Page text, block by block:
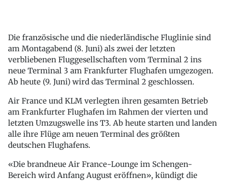
Die französische und die niederländische Fluglinie sind
am Montagabend (8. Juni) als zwei der letzten
verbliebenen Fluggesellschaften vom Terminal 2 ins
neue Terminal 3 am Frankfurter Flughafen umgezogen.
Ab heute (9. Juni) wird das Terminal 2 geschlossen.
Air France und KLM verlegten ihren gesamten Betrieb
am Frankfurter Flughafen im Rahmen der vierten und
letzten Umzugswelle ins T3. Ab heute starten und landen
alle ihre Flüge am neuen Terminal des größten
deutschen Flughafens.
«Die brandneue Air France-Lounge im Schengen-
Bereich wird Anfang August eröffnen», kündigt die